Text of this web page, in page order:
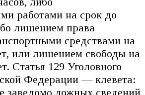
работами на срок до
лишением права
средствами на
или лишением свободы на
Статья 129 Уголовного
Федерации — клевета:
заведомо ложных сведений